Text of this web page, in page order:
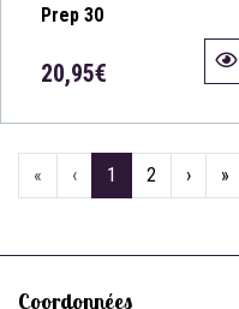
Prep 30
20,95€
« ‹ 1 2 › »
Coordonnées